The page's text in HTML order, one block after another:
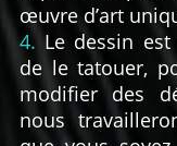
œuvre d’art
4. Le dessin
de le tatouer,
modifier des
nous